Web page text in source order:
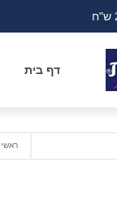
דף בית
ראשי